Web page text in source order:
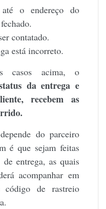
o endereço do
contatado.
está incorreto.
casos acima, o
da entrega e
recebem as
do parceiro
é que sejam feitas
entrega, as quais
acompanhar em
de rastreio